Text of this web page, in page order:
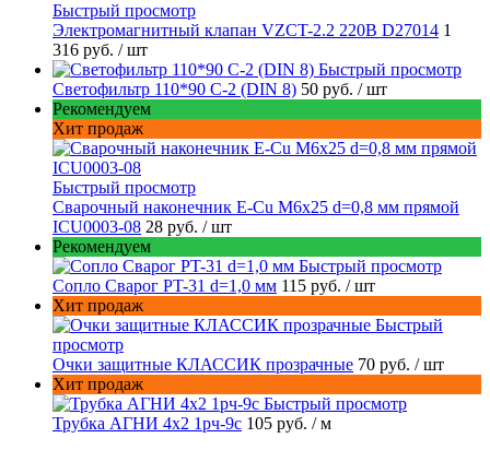
Быстрый просмотр
Электромагнитный клапан VZCT-2.2 220В D27014 1
316 руб. / шт
Быстрый просмотр
Светофильтр 110*90 С-2 (DIN 8) 50 руб. / шт
Рекомендуем
Хит продаж
Быстрый просмотр
Сварочный наконечник E-Cu M6x25 d=0,8 мм прямой
ICU0003-08 28 руб. / шт
Рекомендуем
Быстрый просмотр
Сопло Сварог PT-31 d=1,0 мм 115 руб. / шт
Хит продаж
Быстрый
просмотр
Очки защитные КЛАССИК прозрачные 70 руб. / шт
Хит продаж
Быстрый просмотр
Трубка АГНИ 4х2 1рч-9с 105 руб. / м